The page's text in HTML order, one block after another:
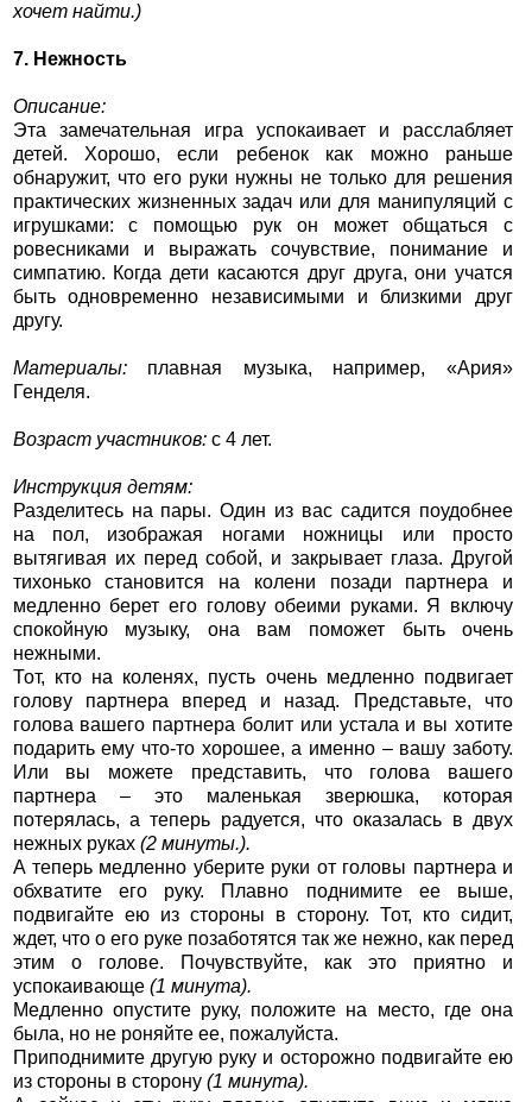
хочет найти.)
7. Нежность
Описание:
Эта замечательная игра успокаивает и расслабляет
детей. Хорошо, если ребенок как можно раньше
обнаружит, что его руки нужны не только для решения
практических жизненных задач или для манипуляций с
игрушками: с помощью рук он может общаться с
ровесниками и выражать сочувствие, понимание и
симпатию. Когда дети касаются друг друга, они учатся
быть одновременно независимыми и близкими друг
другу.
Материалы:плавная музыка, например, «Ария»
Генделя.
Возраст участников:с 4 лет.
Инструкция детям:
Разделитесь на пары. Один из вас садится поудобнее
на пол, изображая ногами ножницы или просто
вытягивая их перед собой, и закрывает глаза. Другой
тихонько становится на колени позади партнера и
медленно берет его голову обеими руками. Я включу
спокойную музыку, она вам поможет быть очень
нежными.
Тот, кто на коленях, пусть очень медленно подвигает
голову партнера вперед и назад. Представьте, что
голова вашего партнера болит или устала и вы хотите
подарить ему что-то хорошее, а именно – вашу заботу.
Или вы можете представить, что голова вашего
партнера – это маленькая зверюшка, которая
потерялась, а теперь радуется, что оказалась в двух
нежных руках (2 минуты.).
А теперь медленно уберите руки от головы партнера и
обхватите его руку. Плавно поднимите ее выше,
подвигайте ею из стороны в сторону. Тот, кто сидит,
ждет, что о его руке позаботятся так же нежно, как перед
этим о голове. Почувствуйте, как это приятно и
успокаивающе (1 минута).
Медленно опустите руку, положите на место, где она
была, но не роняйте ее, пожалуйста.
Приподнимите другую руку и осторожно подвигайте ею
из стороны в сторону (1 минута).